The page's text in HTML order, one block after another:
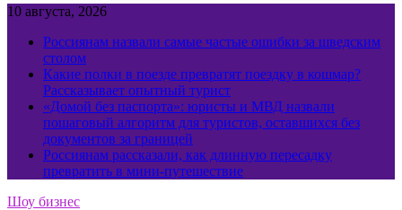
10 августа, 2026
Россиянам назвали самые частые ошибки за шведским
столом
Какие полки в поезде превратят поездку в кошмар?
Рассказывает опытный турист
«Домой без паспорта»: юристы и МВД назвали
пошаговый алгоритм для туристов, оставшихся без
документов за границей
Россиянам рассказали, как длинную пересадку
превратить в мини-путешествие
Шоу бизнес